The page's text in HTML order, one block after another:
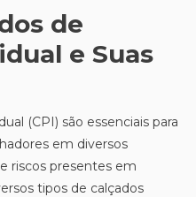
de
e Suas
(CPI) são essenciais para
em diversos
riscos presentes em
tipos de calçados